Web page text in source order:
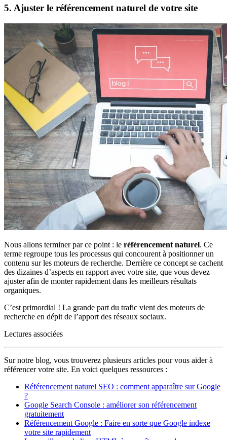
5. Ajuster le référencement naturel de votre site
Nous allons terminer par ce point : le référencement naturel. Ce
terme regroupe tous les processus qui concourent à positionner un
contenu sur les moteurs de recherche. Derrière ce concept se cachent
des dizaines d’aspects en rapport avec votre site, que vous devez
ajuster afin de monter rapidement dans les meilleurs résultats
organiques.
C’est primordial ! La grande part du trafic vient des moteurs de
recherche en dépit de l’apport des réseaux sociaux.
Lectures associées
Sur notre blog, vous trouverez plusieurs articles pour vous aider à
référencer votre site. En voici quelques ressources :
Référencement naturel SEO : comment apparaître sur Google
?
Google Search Console : améliorer son référencement
gratuitement
Référencement Google : Faire en sorte que Google indexe
votre site rapidement